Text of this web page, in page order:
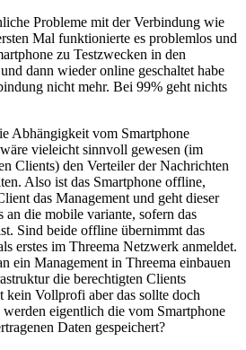
Probleme mit der Verbindung wie
Mal funktionierte es problemlos und
zu Testzwecken in den
dann wieder online geschaltet habe
nicht mehr. Bei 99% geht nichts
Abhängigkeit vom Smartphone
vieleicht sinnvoll gewesen (im
Clients) den Verteiler der Nachrichten
Also ist das Smartphone offline,
das Management und geht dieser
an die mobile variante, sofern das
Sind beide offline übernimmt das
erstes im Threema Netzwerk anmeldet.
ein Management in Threema einbauen
die berechtigten Clients
kein Vollprofi aber das sollte doch
werden eigentlich die vom Smartphone
Daten gespeichert?